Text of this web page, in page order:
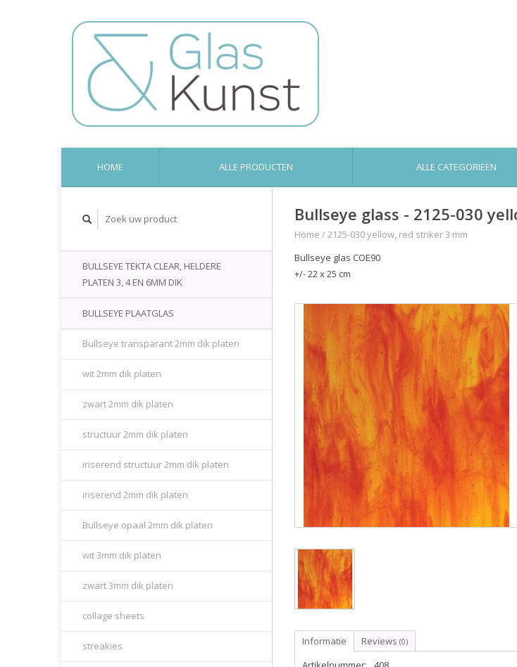
HOME ALLE PRODUCTEN ALLE CATEGORIEËN
BULLSEYE TEKTA CLEAR, HELDERE
PLATEN 3, 4 EN 6MM DIK
BULLSEYE PLAATGLAS
Bullseye transparant 2mm dik platen
wit 2mm dik platen
zwart 2mm dik platen
structuur 2mm dik platen
iriserend structuur 2mm dik platen
iriserend 2mm dik platen
Bullseye opaal 2mm dik platen
wit 3mm dik platen
zwart 3mm dik platen
collage sheets
streakies
Bullseye glass - 2125-030
Home /2125-030 yellow, red striker 3 mm
Bullseye glas COE90
+/- 22 x 25 cm
Informatie Reviews (0)